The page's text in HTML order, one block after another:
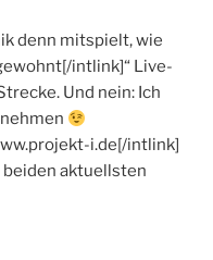
denn mitspielt, wie
intlink]“ Live-
Und nein: Ich
i.de[/intlink]
beiden aktuellsten